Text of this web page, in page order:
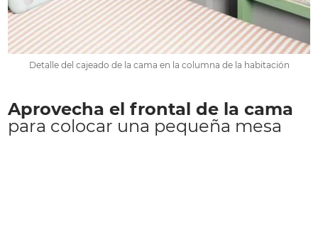
Detalle del cajeado de la cama en la columna de la habitación
Aprovecha el frontal de la cama
para colocar una pequeña mesa